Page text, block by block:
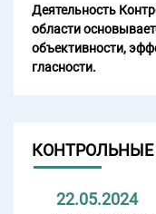
Деятельность
области
объективности,
гласности.
22.05.2024